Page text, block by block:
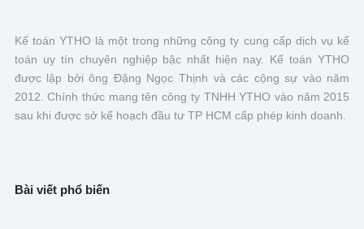
Kế toán YTHO là một trong những công ty cung cấp dịch vụ kế
toán uy tín chuyên nghiệp bậc nhất hiện nay. Kế toán YTHO
được lập bởi ông Đặng Ngọc Thịnh và các cộng sự vào năm
2012. Chính thức mang tên công ty TNHH YTHO vào năm 2015
sau khi được sở kế hoạch đầu tư TP HCM cấp phép kinh doanh.
Bài viết phổ biến